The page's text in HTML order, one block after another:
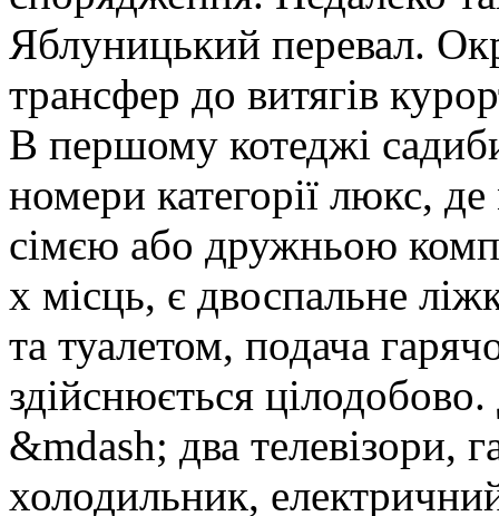
Яблуницький перевал.
трансфер до витягів
В першому котеджі
номери категорії люкс,
сімєю або дружньою
х місць, є двоспальне
та туалетом, подача
здійснюється
&mdash; два телевізори,
холодильник,